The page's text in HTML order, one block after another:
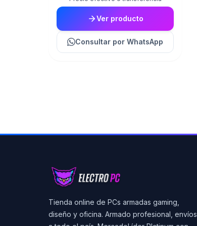
Ver producto
Consultar por WhatsApp
Tienda online de PCs armadas gaming,
diseño y oficina. Armado profesional, envíos